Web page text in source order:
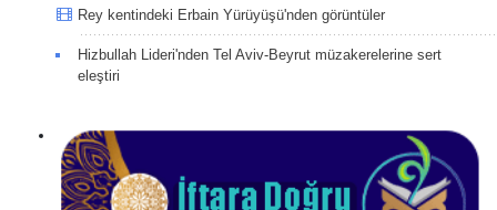
Rey kentindeki Erbain Yürüyüşü'nden görüntüler
Hizbullah Lideri'nden Tel Aviv-Beyrut müzakerelerine sert
eleştiri